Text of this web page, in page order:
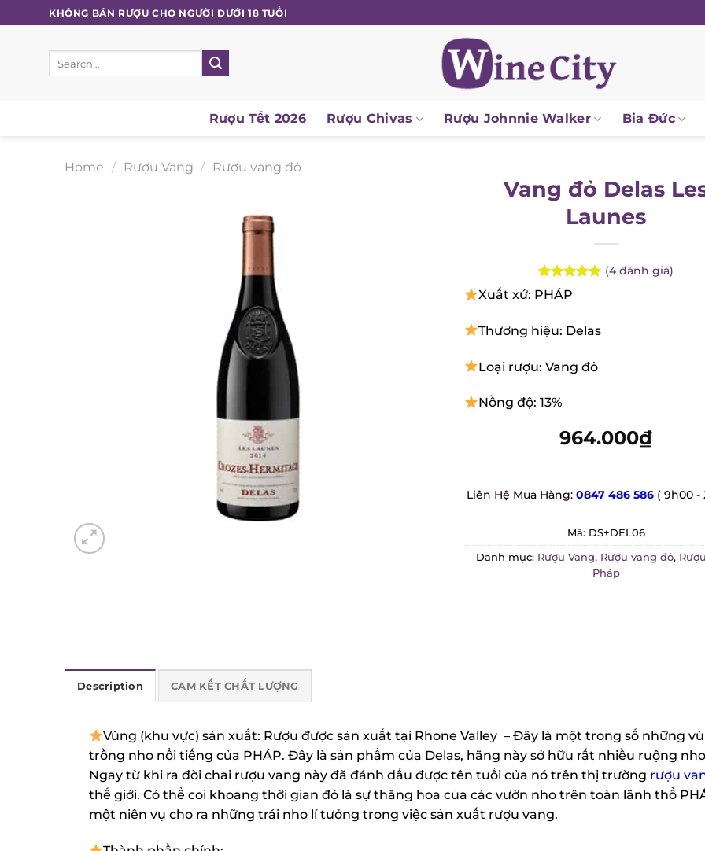
to
content
KHÔNG BÁN RƯỢU CHO NGƯỜI DƯỚI 18 TUỔI
Rượu Tết 2026 Rượu Chivas Rượu Johnnie Walker Bia Đức
Home Rượu Vang Rượu vang đỏ
Vang đỏ Delas Les
Launes
Rated5.00
out of 5
4
customer
ratings
( 4đánh giá)
Xuất xứ: PHÁP
Thương hiệu: Delas
Loại rượu: Vang đỏ
Nồng độ: 13%
964.000₫
Liên Hệ Mua Hàng:0847 486 586 ( 9h00 -
Mã:DS+DEL06
Danh mục:Rượu Vang,Rượu vang đỏ,Rượu
Pháp
Description CAM KẾT CHẤT LƯỢNG
Vùng (khu vực) sản xuất: Rượu được sản xuất tại Rhone Valley – Đây là một trong số những
trồng nho nổi tiếng của PHÁP. Đây là sản phẩm của Delas, hãng này sở hữu rất nhiều ruộng nho.
Ngay từ khi ra đời chai rượu vang này đã đánh dấu được tên tuổi của nó trên thị trườngrượu
thế giới. Có thể coi khoảng thời gian đó là sự thăng hoa của các vườn nho trên toàn lãnh thổ
một niên vụ cho ra những trái nho lí tưởng trong việc sản xuất rượu vang.